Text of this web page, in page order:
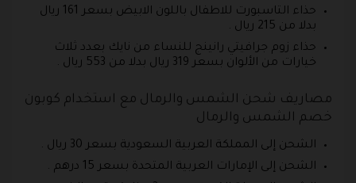
حذاء التاسبورت للاطفال باللون الابيض بسعر 161 ريال
بدلا من 215 ريال .
حذاء زوم جرافيتي رانينج للنساء من نايك بعدد ثلاث
خيارات من الألوان بسعر 319 ريال بدلا من 553 ريال .
مصاريف شحن الشمس والرمال مع استخدام كوبون
خصم الشمس والرمال
الشحن إلى المملكة العربية السعودية بسعر 30 ريال .
الشحن إلى الإمارات العربية المتحدة بسعر 15 درهم .